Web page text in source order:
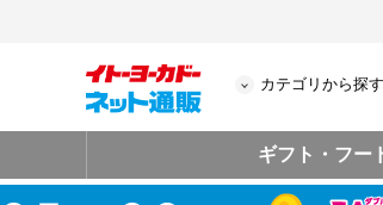
カテゴリから探す
ギフト・フー